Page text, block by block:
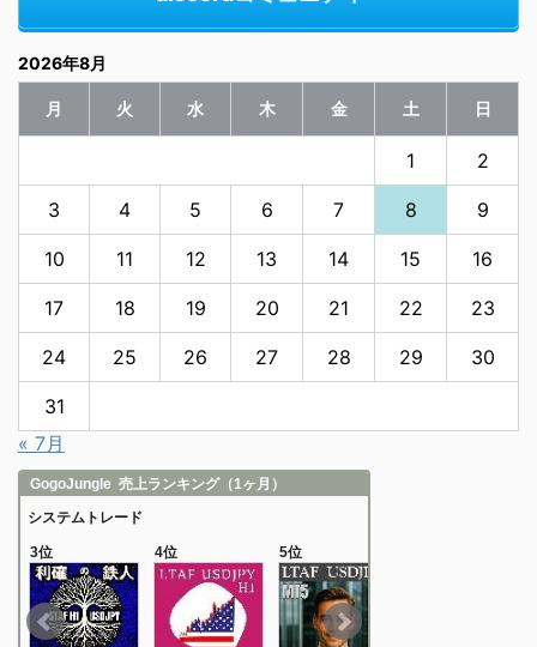
2026年8月
月 火 水 木 金 土 日
1 2
3 4 5 6 7 8 9
10 11 12 13 14 15 16
17 18 19 20 21 22 23
24 25 26 27 28 29 30
31
« 7月